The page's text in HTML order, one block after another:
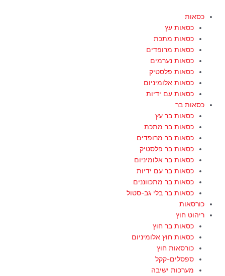
כסאות
כסאות עץ
כסאות מתכת
כסאות מרופדים
כסאות נערמים
כסאות פלסטיק
כסאות אלומיניום
כסאות עם ידיות
כסאות בר
כסאות בר עץ
כסאות בר מתכת
כסאות בר מרופדים
כסאות בר פלסטיק
כסאות בר אלומיניום
כסאות בר עם ידיות
כסאות בר מתכווננים
כסאות בר בלי גב-סטול
כורסאות
ריהוט חוץ
כסאות בר חוץ
כסאות חוץ אלומיניום
כורסאות חוץ
ספסלים-קקל
מערכות ישיבה